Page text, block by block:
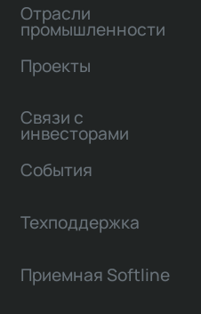
Отрасли
промышленности
Проекты
Связи с
инвесторами
События
Техподдержка
Приемная Softline